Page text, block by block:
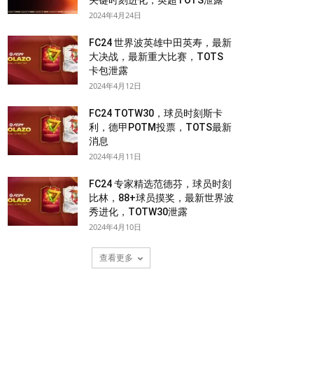
2024年4月24日
FC24 世界波英雄中田英寿，最新
大决战，最新重大比赛，TOTS
卡包泄露
2024年4月12日
FC24 TOTW30，球员时刻斯卡
利，德甲POTM投票，TOTS最新
消息
2024年4月11日
FC24 专家精选范德芬，球员时刻
比林，88+球员摸奖，最新世界波
秀进化，TOTW30泄露
2024年4月10日
查看更多